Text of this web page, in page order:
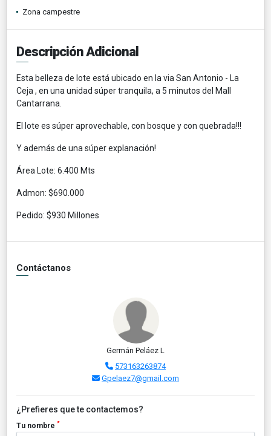
Zona campestre
Descripción Adicional
Esta belleza de lote está ubicado en la via San Antonio - La
Ceja , en una unidad súper tranquila, a 5 minutos del Mall
Cantarrana.
El lote es súper aprovechable, con bosque y con quebrada!!!
Y además de una súper explanación!
Área Lote: 6.400 Mts
Admon: $690.000
Pedido: $930 Millones
Contáctanos
Germán Peláez L
573163263874
Gpelaez7@gmail.com
¿Prefieres que te contactemos?
Tu nombre *